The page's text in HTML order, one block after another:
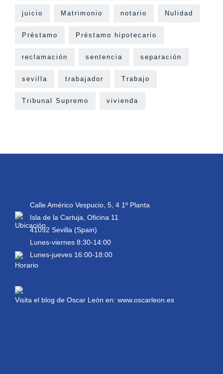
juicio Matrimonio notario Nulidad
Préstamo Préstamo hipotecario
reclamación sentencia separación
sevilla trabajador Trabajo
Tribunal Supremo vivienda
Calle Américo Vespucio, 5, 4 1º Planta
Isla de la Cartuja, Oficina 11
41092 Sevilla (Spain)
Lunes-viernes 8:30-14:00
Lunes-jueves 16:00-18:00
Visita el blog de Oscar León en: www.oscarleon.es